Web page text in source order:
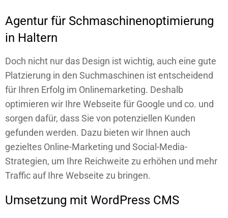
Agentur für Schmaschinenoptimierung
in Haltern
Doch nicht nur das Design ist wichtig, auch eine gute
Platzierung in den Suchmaschinen ist entscheidend
für Ihren Erfolg im Onlinemarketing. Deshalb
optimieren wir Ihre Webseite für Google und co. und
sorgen dafür, dass Sie von potenziellen Kunden
gefunden werden. Dazu bieten wir Ihnen auch
gezieltes Online-Marketing und Social-Media-
Strategien, um Ihre Reichweite zu erhöhen und mehr
Traffic auf Ihre Webseite zu bringen.
Umsetzung mit WordPress CMS